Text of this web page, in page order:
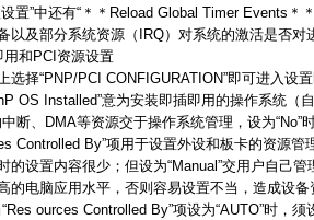
”中还有“＊＊Reload Global Timer Events＊
以及部分系统资源（IRQ）对系统的激活是否对
和PCI资源设置
择“PNP/PCI CONFIGURATION”即可进入设
OS Installed”意为安装即插即用的操作系统（
断、DMA等资源交于操作系统管理，设为“No”
By”项用于设置外设和板卡的资源管
的设置内容很少；但设为“Manual”交用户自己
的电脑应用水平，否则容易设置不当，造成设
“Res ources Controlled By”项设为“AUTO”时，